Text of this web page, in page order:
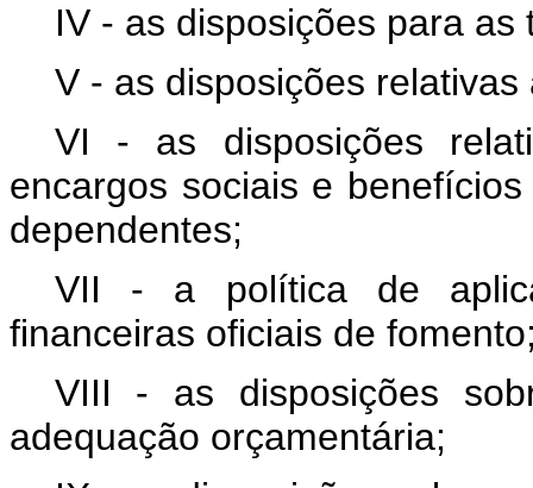
IV - as disposições para as
V - as disposições
VI - as disposições
encargos sociais e
dependentes;
VII - a política de
financeiras oficiais de
VIII - as disposições
adequação orçamentária;